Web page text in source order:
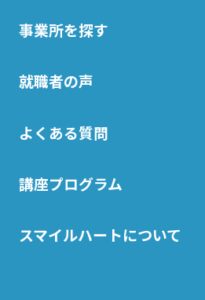
事業所を探す
就職者の声
よくある質問
講座プログラム
スマイルハートについて